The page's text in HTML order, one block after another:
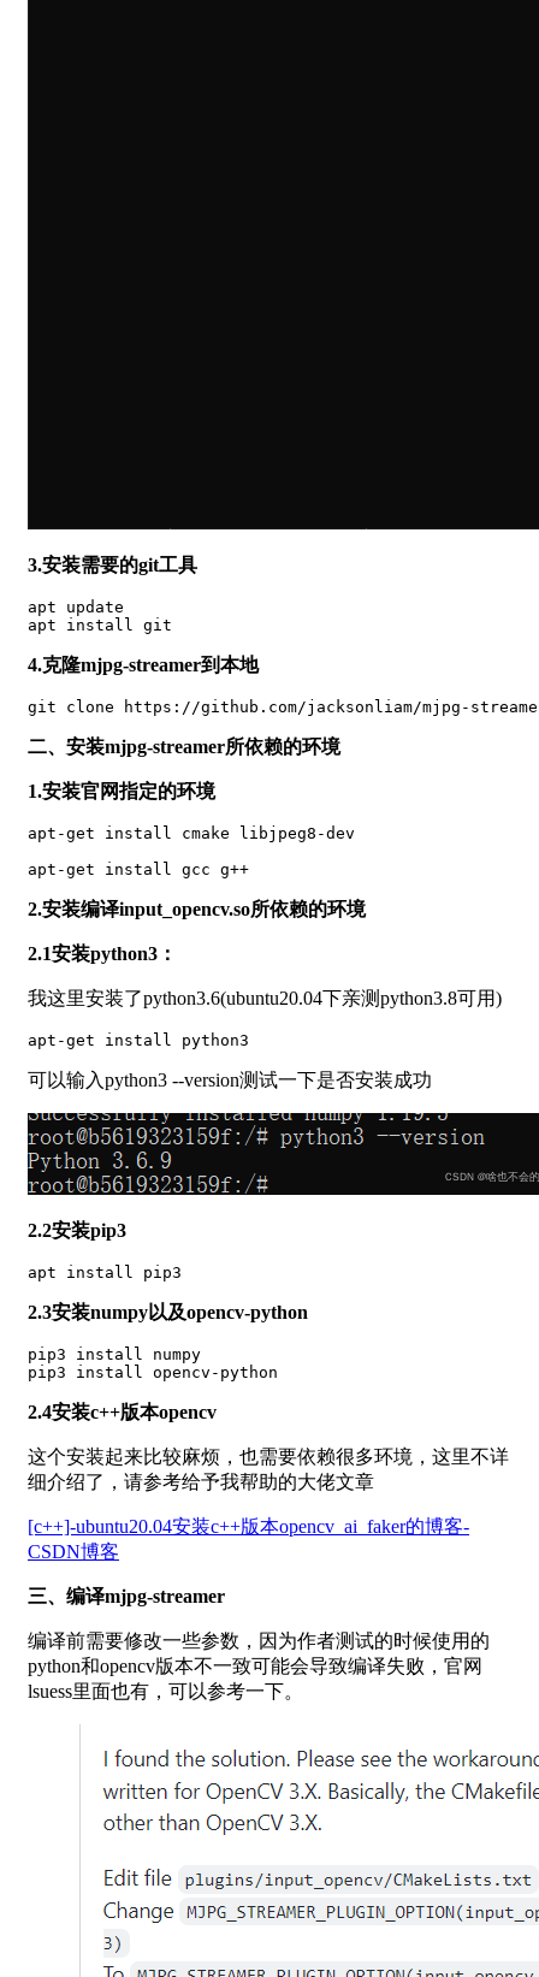
3.安装需要的git工具
apt update
apt install git
4.克隆mjpg-streamer到本地
git clone https://github.com/jacksonliam/mjpg-
二、安装mjpg-streamer所依赖的环境
1.安装官网指定的环境
apt-get install cmake libjpeg8-dev
apt-get install gcc g++
2.安装编译input_opencv.so所依赖的环境
2.1安装python3：
我这里安装了python3.6(ubuntu20.04下亲测python3.8可用)
apt-get install python3
可以输入python3 --version测试一下是否安装成功
2.2安装pip3
apt install pip3
2.3安装numpy以及opencv-python
pip3 install numpy
pip3 install opencv-python
2.4安装c++版本opencv
这个安装起来比较麻烦，也需要依赖很多环境，这里不详
细介绍了，请参考给予我帮助的大佬文章
[c++]-ubuntu20.04安装c++版本opencv_ai_faker的博客-
CSDN博客
三、编译mjpg-streamer
编译前需要修改一些参数，因为作者测试的时候使用的
python和opencv版本不一致可能会导致编译失败，官网
lsuess里面也有，可以参考一下。